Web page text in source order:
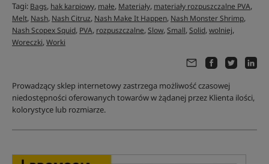
Tagi: Bags, hak karpiowy, małe, Materiały, materiały rozpuszczalne PVA,
Melt, Nash, Nash Citruz, Nash Make It Happen, Nash Monster Shrimp,
Nash Scopex Squid, PVA, rozpuszczalne,Slow,Small,Solid,wolniej,
Woreczki,Worki
Prowadzący sklep internetowy zastrzega możliwość czasowej
niedostępności oferowanych towarów w żądanej przez Klienta ilości,
kolorystyce lub rozmiarze.